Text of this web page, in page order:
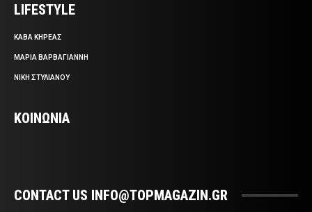
LIFESTYLE
ΚΑΒΑ ΚΗΡΕΑΣ
ΜΑΡΙΑ ΒΑΡΒΑΓΙΑΝΝΗ
ΝΙΚΗ ΣΤΥΛΙΑΝΟΥ
ΚΟΙΝΩΝΙΑ
CONTACT US INFO@TOPMAGAZIN.GR